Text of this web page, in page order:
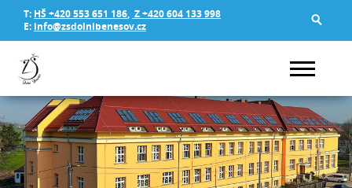
T: HŠ +420 553 651 186, Z +420 604 133 998
E: info@zsdolnibenesov.cz